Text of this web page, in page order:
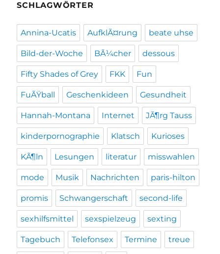
SCHLAGWÖRTER
Annina-Ucatis AufklÃ¤rung beate uhse
Bild-der-Woche BÃ¼cher dessous
Fifty Shades of Grey FKK Fun
FuÃŸball Geschenkideen Gesundheit
Hannah-Montana Internet JÃ¶rg Tauss
kinderpornographie Klatsch Kurioses
KÃ¶ln Lesungen literatur misswahlen
mode Musik Nachrichten paris-hilton
promis Schwangerschaft second-life
sexhilfsmittel sexspielzeug sexting
Tagebuch Telefonsex Termine treue